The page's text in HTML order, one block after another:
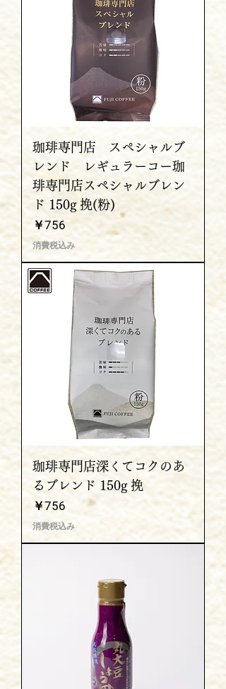
珈琲専門店 スペシャルブ
レンド レギュラーコー珈
琲専門店スペシャルブレン
ド 150g 挽(粉)
価格
￥756
消費税込み
珈琲専門店深くてコクのあ
るブレンド 150g 挽
価格
￥756
消費税込み